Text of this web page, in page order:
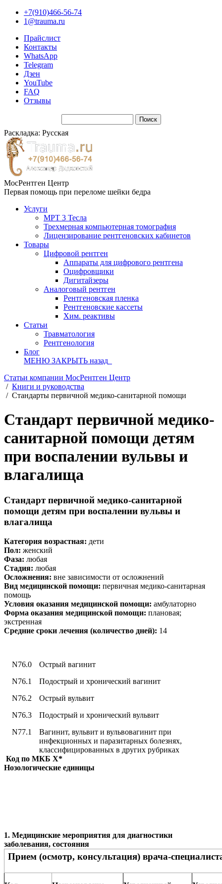
+7(910)466-56-74
1@trauma.ru
Прайслист
Контакты
WhatsApp
Telegram
Дзен
YouTube
FAQ
Отзывы
Раскладка: Русская
МосРентген Центр
Первая помощь при переломе шейки бедра
Услуги
МРТ 3 Тесла
Трехмерная компьютерная томография
Лицензирование рентгеновских кабинетов
Товары
Цифровой рентген
Аппараты для цифрового рентгена
Оцифровщики
Дигитайзеры
Аналоговый рентген
Рентгеновская пленка
Рентгеновские кассеты
Хим. реактивы
Статьи
Травматология
Рентгенология
Блог
МЕНЮ ЗАКРЫТЬ назад
Статьи компании МосРентген Центр
/ Книги и руководства
/ Стандарты первичной медико-санитарной помощи
Стандарт первичной медико-
санитарной помощи детям
при воспалении вульвы и
влагалища
Стандарт первичной медико-санитарной
помощи детям при воспалении вульвы и
влагалища
Категория возрастная: дети
Пол: женский
Фаза: любая
Стадия: любая
Осложнения: вне зависимости от осложнений
Вид медицинской помощи: первичная медико-санитарная
помощь
Условия оказания медицинской помощи: амбулаторно
Форма оказания медицинской помощи: плановая;
экстренная
Средние сроки лечения (количество дней): 14
N76.0
Острый вагинит
N76.1
Подострый и хронический вагинит
N76.2
Острый вульвит
N76.3
Подострый и хронический вульвит
N77.1
Вагинит, вульвит и вульвовагинит при
инфекционных и паразитарных болезнях,
классифицированных в других рубриках
Код по МКБ X*
Нозологические единицы
1. Медицинские мероприятия для диагностики
заболевания, состояния
Прием (осмотр, консультация) врача-